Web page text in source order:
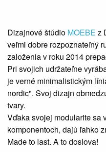
Dizajnové štúdio MOEBE z
veľmi dobre rozpoznateľný
založenia v roku 2014
Pri svojich udržateľne
je verné minimalistickým
nordic". Svoj dizajn
tvary.
Vďaka svojej modularite sa
komponentoch, dajú ľahko
Made to last. A to doslova!